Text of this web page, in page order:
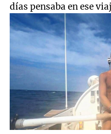
días pensaba en ese